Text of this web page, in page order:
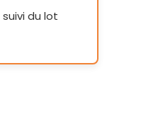
du lot